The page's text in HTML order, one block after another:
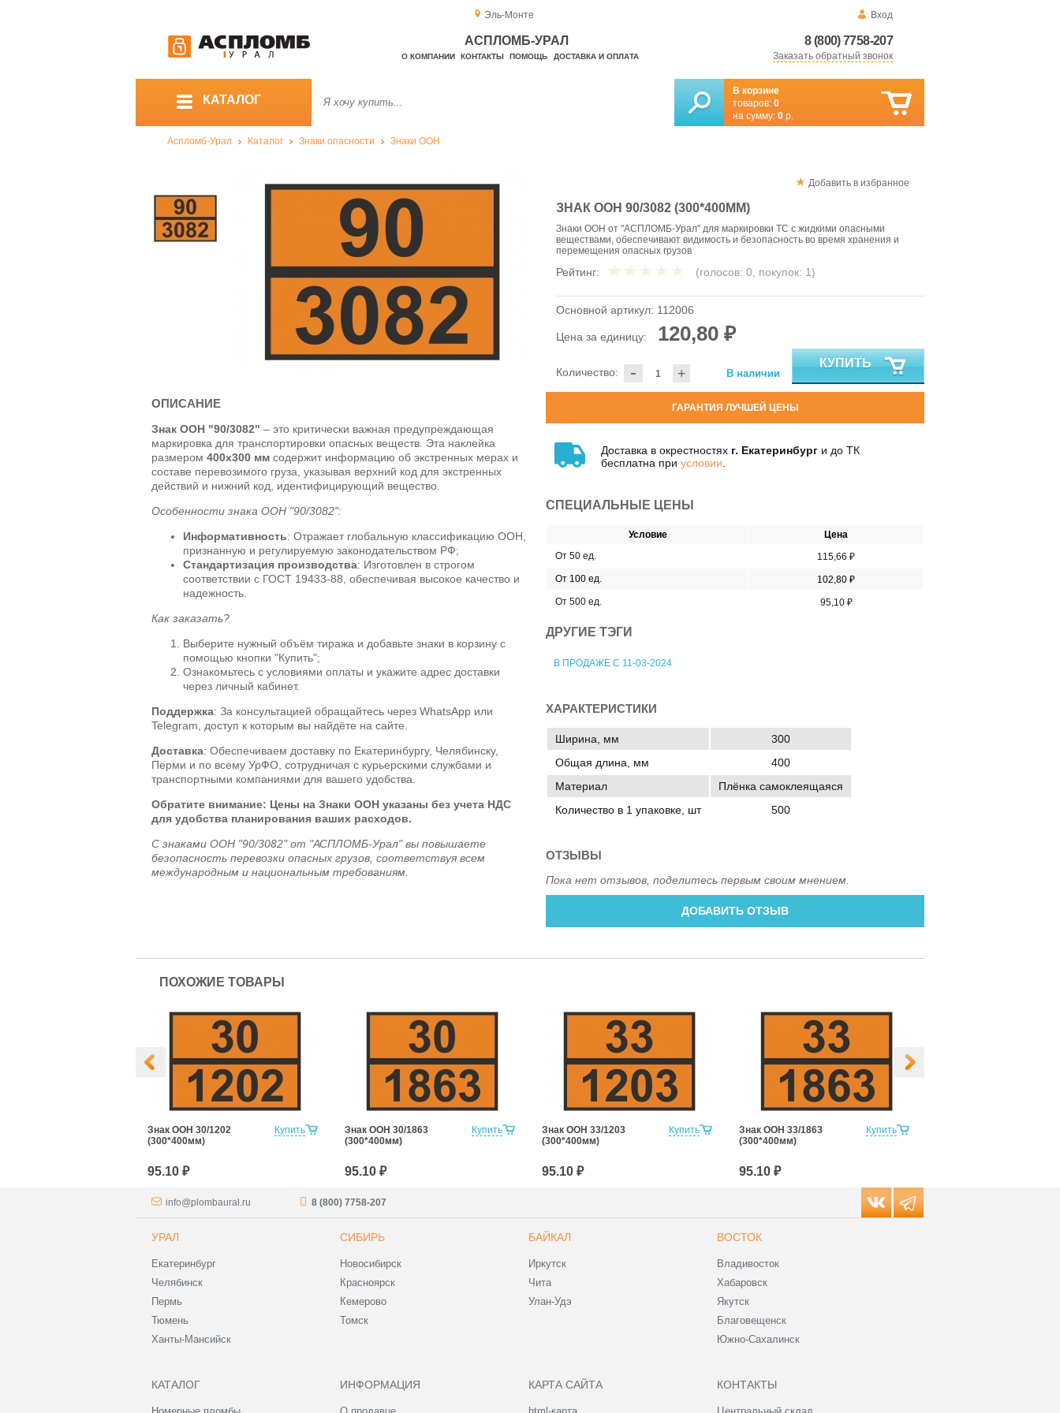
Эль-Монте Вход
8 (800) 7758-207
Заказать обратный звонок
АСПЛОМБ-УРАЛ
О КОМПАНИИ КОНТАКТЫ ПОМОЩЬ ДОСТАВКА И ОПЛАТА
КАТАЛОГ
В корзине
товаров: 0
на сумму: 0 р.
Аспломб-Урал Каталог Знаки опасности Знаки ООН
Добавить в избранное
ЗНАК ООН 90/3082 (300*400ММ)
Знаки ООН от "АСПЛОМБ-Урал" для маркировки ТС с жидкими опасными
веществами, обеспечивают видимость и безопасность во время хранения и
перемещения опасных грузов
Рейтинг: (голосов: 0, покупок: 1)
Основной артикул: 112006
Цена за единицу: 120,80 ₽
- +
Количество: В наличии
КУПИТЬ
ГАРАНТИЯ ЛУЧШЕЙ ЦЕНЫ
Доставка в окрестностях г. Екатеринбург и до ТК
бесплатна при условии
СПЕЦИАЛЬНЫЕ ЦЕНЫ
Условие
Цена
От 50 ед.
115,66 ₽
От 100 ед.
102,80 ₽
От 500 ед.
95,10 ₽
ДРУГИЕ ТЭГИ
В ПРОДАЖЕ С 11-03-2024
ОПИСАНИЕ
Знак ООН "90/3082" – это критически важная предупреждающая
маркировка для транспортировки опасных веществ. Эта наклейка
размером 400x300 мм содержит информацию об экстренных мерах и
составе перевозимого груза, указывая верхний код для экстренных
действий и нижний код, идентифицирующий вещество.
Особенности знака ООН "90/3082":
Информативность: Отражает глобальную классификацию ООН,
признанную и регулируемую законодательством РФ;
Стандартизация производства: Изготовлен в строгом
соответствии с ГОСТ 19433-88, обеспечивая высокое качество и
надежность.
Как заказать?
Выберите нужный объём тиража и добавьте знаки в корзину с
помощью кнопки "Купить";
Ознакомьтесь с условиями оплаты и укажите адрес доставки
через личный кабинет.
Поддержка: За консультацией обращайтесь через WhatsApp или
Telegram, доступ к которым вы найдёте на сайте.
Доставка: Обеспечиваем доставку по Екатеринбургу, Челябинску,
Перми и по всему УрФО, сотрудничая с курьерскими службами и
транспортными компаниями для вашего удобства.
Обратите внимание: Цены на Знаки ООН указаны без учета НДС
для удобства планирования ваших расходов.
С знаками ООН "90/3082" от "АСПЛОМБ-Урал" вы повышаете
безопасность перевозки опасных грузов, соответствуя всем
международным и национальным требованиям.
ХАРАКТЕРИСТИКИ
Ширина, мм
300
Общая длина, мм
400
Материал
Плёнка самоклеящаяся
Количество в 1 упаковке, шт
500
ОТЗЫВЫ
Пока нет отзывов, поделитесь первым своим мнением.
ДОБАВИТЬ ОТЗЫВ
ПОХОЖИЕ ТОВАРЫ
Купить
Знак ООН 30/1202
(300*400мм)
95.10 ₽
Купить
Знак ООН 30/1863
(300*400мм)
95.10 ₽
Купить
Знак ООН 33/1203
(300*400мм)
95.10 ₽
Купить
Знак ООН 33/1863
(300*400мм)
95.10 ₽
info@plombaural.ru 8 (800) 7758-207
УРАЛ
Екатеринбург
Челябинск
Пермь
Тюмень
Ханты-Мансийск
СИБИРЬ
Новосибирск
Красноярск
Кемерово
Томск
БАЙКАЛ
Иркутск
Чита
Улан-Удэ
ВОСТОК
Владивосток
Хабаровск
Якутск
Благовещенск
Южно-Сахалинск
КАТАЛОГ ИНФОРМАЦИЯ КАРТА САЙТА КОНТАКТЫ